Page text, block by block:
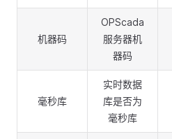
机器码
OPScada
服务器机
器码
毫秒库
实时数据
库是否为
毫秒库